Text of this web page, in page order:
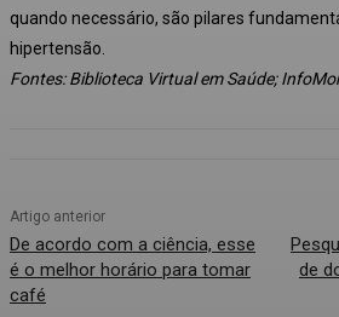
quando necessário, são pilares
hipertensão.
Fontes: Biblioteca Virtual em Saúde;
Artigo anterior
De acordo com a ciência, esse
é o melhor horário para tomar
café
de